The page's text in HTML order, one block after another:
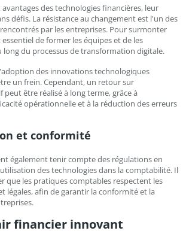
des technologies financières, leur
défis. La résistance au changement est l'un des
par les entreprises. Pour surmonter
de former les équipes et de les
du processus de transformation digitale.
des innovations technologiques
un frein. Cependant, un retour sur
être réalisé à long terme, grâce à
opérationnelle et à la réduction des erreurs
et conformité
également tenir compte des régulations en
des technologies dans la comptabilité. Il
que les pratiques comptables respectent les
légales, afin de garantir la conformité et la
financier innovant